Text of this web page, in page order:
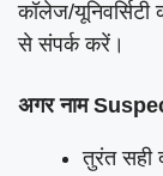
कॉलेज/
से संपर्क करें।
अगर नाम
तुरंत